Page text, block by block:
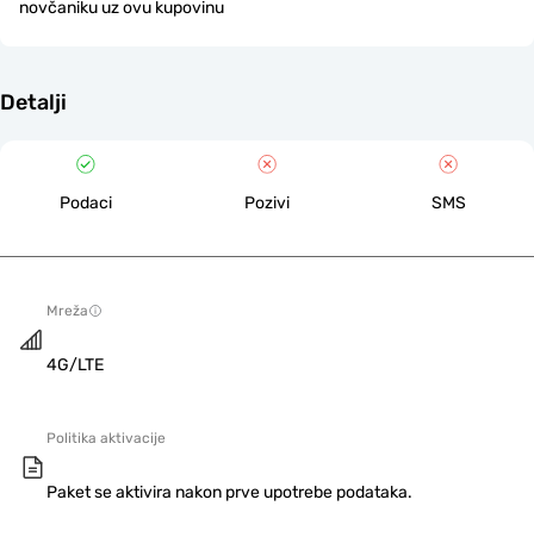
novčaniku uz ovu kupovinu
Detalji
Podaci Pozivi SMS
Mreža
4G/LTE
Politika aktivacije
Paket se aktivira nakon prve upotrebe podataka.